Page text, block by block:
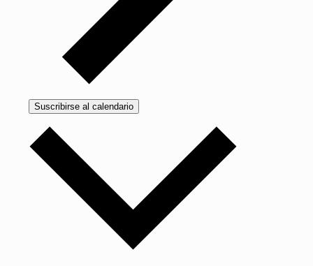
Suscribirse al calendario